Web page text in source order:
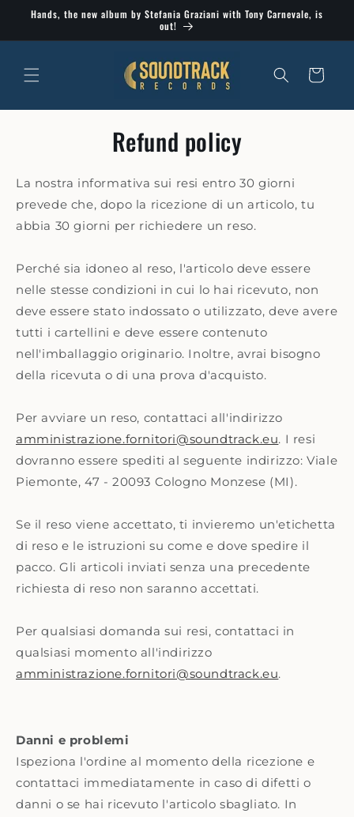
Skip to
content
Hands, the new album by Stefania Graziani with Tony Carnevale, is
out!
Cart
Refund policy
La nostra informativa sui resi entro 30 giorni
prevede che, dopo la ricezione di un articolo, tu
abbia 30 giorni per richiedere un reso.
Perché sia idoneo al reso, l'articolo deve essere
nelle stesse condizioni in cui lo hai ricevuto, non
deve essere stato indossato o utilizzato, deve avere
tutti i cartellini e deve essere contenuto
nell'imballaggio originario. Inoltre, avrai bisogno
della ricevuta o di una prova d'acquisto.
Per avviare un reso, contattaci all'indirizzo
amministrazione.fornitori@soundtrack.eu. I resi
dovranno essere spediti al seguente indirizzo: Viale
Piemonte, 47 - 20093 Cologno Monzese (MI).
Se il reso viene accettato, ti invieremo un'etichetta
di reso e le istruzioni su come e dove spedire il
pacco. Gli articoli inviati senza una precedente
richiesta di reso non saranno accettati.
Per qualsiasi domanda sui resi, contattaci in
qualsiasi momento all'indirizzo
amministrazione.fornitori@soundtrack.eu.
Danni e problemi
Ispeziona l'ordine al momento della ricezione e
contattaci immediatamente in caso di difetti o
danni o se hai ricevuto l'articolo sbagliato. In